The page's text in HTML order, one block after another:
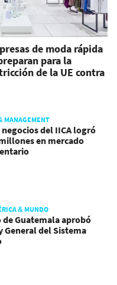
de moda rápida
para la
de la UE contra
MANAGEMENT
negocios del IICA logró
en mercado
& MUNDO
de Guatemala aprobó
General del Sistema